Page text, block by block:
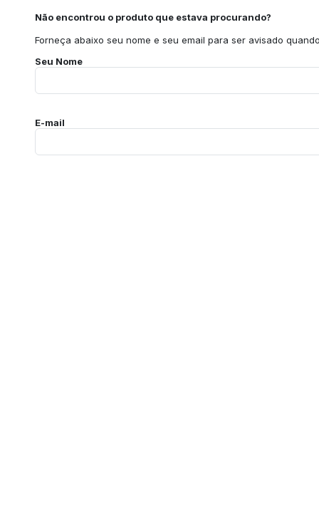
Não encontrou o produto que estava procurando?
Forneça abaixo seu nome e seu email para ser avisado
Seu Nome
E-mail